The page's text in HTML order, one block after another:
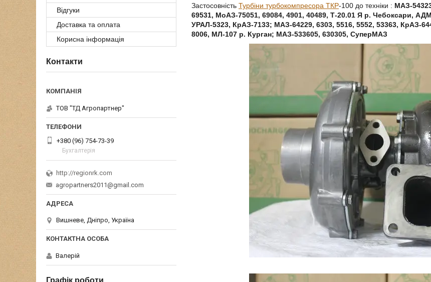
Застосовність Турбіни турбокомпресора ТКР-100 до техніки : МАЗ-
69531, МоАЗ-75051, 69084, 4901, 40489, Т-20.01 Я р. Чебоксари,
УРАЛ-5323, КрАЗ-7133; МАЗ-64229, 6303, 5516, 5552, 53363, КрАЗ-
8006, МЛ-107 р. Курган; МАЗ-533605, 630305, СуперМАЗ
Відгуки
Доставка та оплата
Корисна інформація
Контакти
ТОВ "ТД Агропартнер"
+380 (96) 754-73-39
Бухгалтерія
http://regionrk.com
agropartners2011@gmail.com
Вишневе, Дніпро, Україна
Валерій
Графік роботи